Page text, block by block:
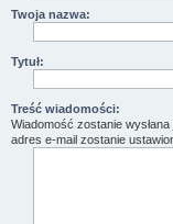
Twoja nazwa:
Tytuł:
Treść wiadomości:
Wiadomość zostanie
adres e-mail zostanie